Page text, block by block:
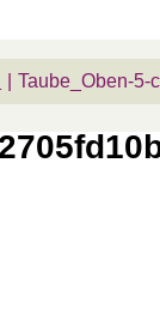
Taube_Oben-5-